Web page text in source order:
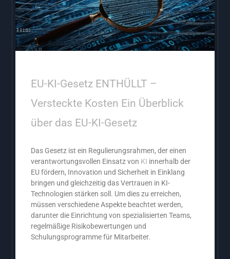
EU-KI-Gesetz ENTHÜLLT –
Versteckte Kosten Ein Überblick
über das EU-KI-Gesetz
Das Gesetz ist ein Regulierungsrahmen, der einen
verantwortungsvollen Einsatz von KI innerhalb der
EU fördern, Innovation und Sicherheit in Einklang
bringen und gleichzeitig das Vertrauen in KI-
Technologien stärken soll. Um dies zu erreichen,
müssen verschiedene Aspekte beachtet werden,
darunter die Einrichtung von spezialisierten Teams,
regelmäßige Risikobewertungen und
Schulungsprogramme für Mitarbeiter.